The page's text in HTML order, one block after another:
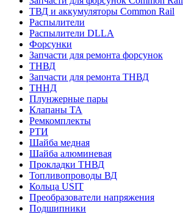
ТВД и аккумуляторы Common Rail
Распылители
Распылители DLLA
Форсунки
Запчасти для ремонта форсунок
ТНВД
Запчасти для ремонта ТНВД
ТННД
Плунжерные пары
Клапаны ТА
Ремкомплекты
РТИ
Шайба медная
Шайба алюминевая
Прокладки ТНВД
Топливопроводы ВД
Кольца USIT
Преобразователи напряжения
Подшипники